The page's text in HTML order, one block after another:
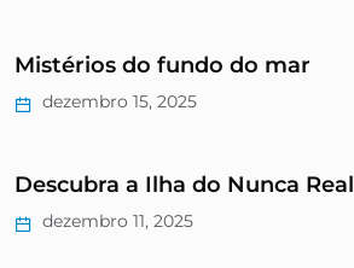
Mistérios do fundo do mar
dezembro 15, 2025
Descubra a Ilha do Nunca Real
dezembro 11, 2025